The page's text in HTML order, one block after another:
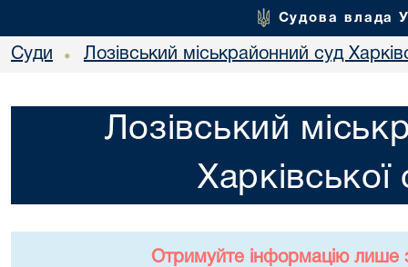
Судова влада
Суди • Лозівський міськрайонний суд
Лозівський
Харківської
Отримуйте інформацію лише